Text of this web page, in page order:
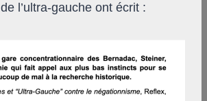
l’ultra-gauche ont écrit :